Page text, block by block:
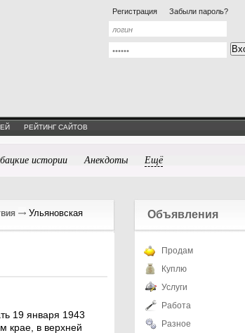
Регистрация Забыли пароль?
РЕЙТИНГ САЙТОВ
истории Анекдоты Ещё
Ульяновская
19 января 1943
крае, в верхней
Объявления
Продам
Куплю
Услуги
Работа
Разное